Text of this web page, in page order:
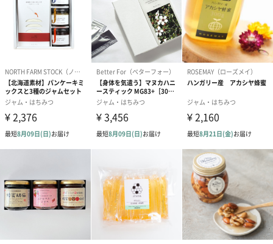
★効果効能：リラックス、肌のハリ・ツヤ
スタイリッシュなパッケージ
シンプルでスタイリッシュに仕上げております。
従来の蜂蜜のかわいらしいイメージより、高品質、上質になりま
キッチンや食卓に置いておくだけでも、映えるようなパッケージ
に仕上げております。
また、花の種類でロゴ下の色合いを変えており、今後の商品ライ
ンナップにより、陳列した際に綺麗な色どりも少しは楽しめると